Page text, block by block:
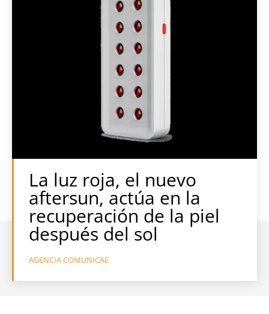
La luz roja, el nuevo
aftersun, actúa en la
recuperación de la piel
después del sol
AGENCIA COMUNICAE